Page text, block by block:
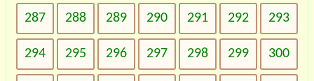
287 288 289 290 291 292 293
294 295 296 297 298 299 300